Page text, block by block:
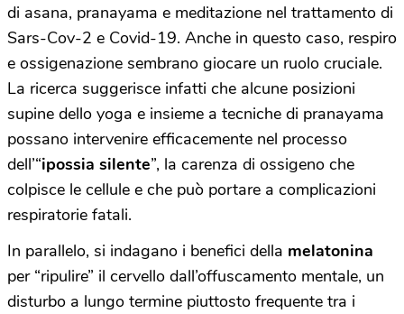
di asana, pranayama e meditazione nel trattamento di
Sars-Cov-2 e Covid-19. Anche in questo caso, respiro
e ossigenazione sembrano giocare un ruolo cruciale.
La ricerca suggerisce infatti che alcune posizioni
supine dello yoga e insieme a tecniche di pranayama
possano intervenire efficacemente nel processo
dell’“ipossia silente”, la carenza di ossigeno che
colpisce le cellule e che può portare a complicazioni
respiratorie fatali.
In parallelo, si indagano i benefici della melatonina
per “ripulire” il cervello dall’offuscamento mentale, un
disturbo a lungo termine piuttosto frequente tra i